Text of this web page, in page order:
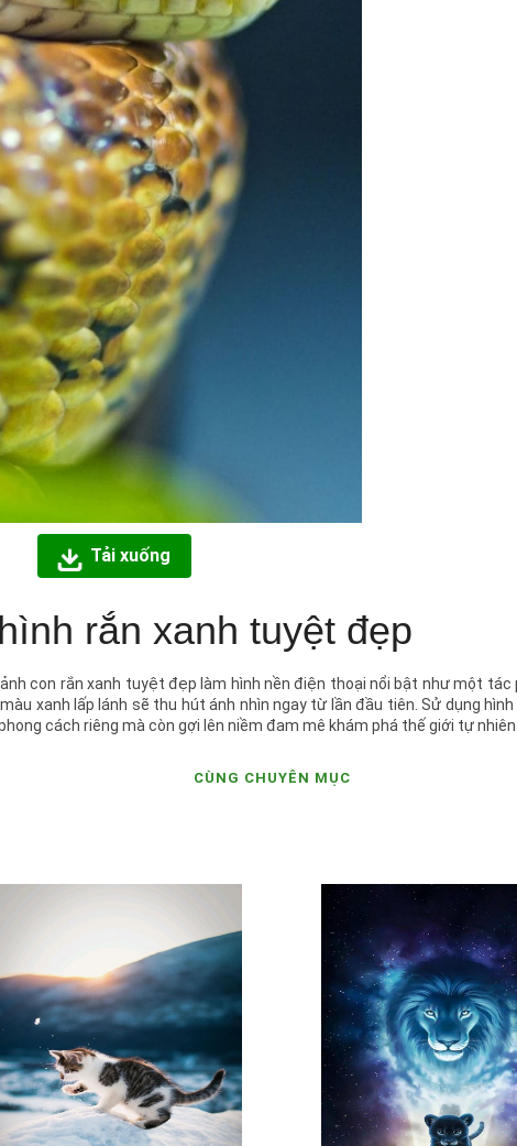
Tải xuống
rắn xanh tuyệt đẹp
con rắn xanh tuyệt đẹp làm hình nền điện thoại nổi bật như một tác
xanh lấp lánh sẽ thu hút ánh nhìn ngay từ lần đầu tiên. Sử dụng hình
cách riêng mà còn gợi lên niềm đam mê khám phá thế giới tự nhiên.
CÙNG CHUYÊN MỤC